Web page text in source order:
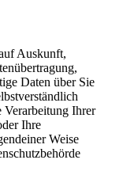
Auskunft,
Daten über Sie
Verarbeitung Ihrer
Ihre
Weise